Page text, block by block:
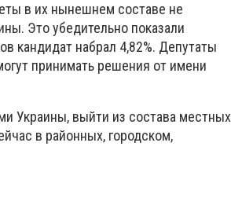
в их нынешнем составе не
Это убедительно показали
кандидат набрал 4,82%. Депутаты
принимать решения от имени
Украины, выйти из состава местных
в районных, городском,